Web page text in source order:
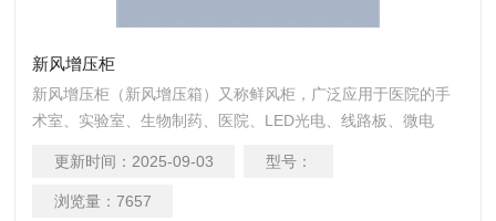
新风增压柜
新风增压柜（新风增压箱）又称鲜风柜，广泛应用于医院的手
术室、实验室、生物制药、医院、LED光电、线路板、微电
筑的通风系统中，同时还可应用到房屋建筑的消防加压送风，
净化空调的增压补风等场合。
更新时间： 2025-09-03 型号：
浏览量： 7657